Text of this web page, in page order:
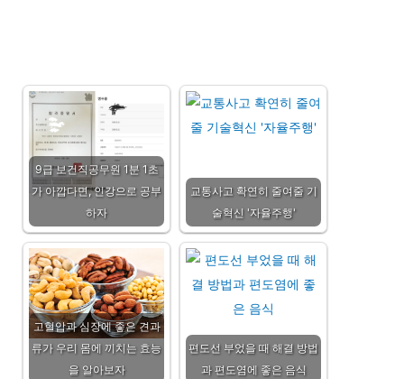
9급 보건직공무원 1분 1초
가 아깝다면, 인강으로 공부
하자
교통사고 확연히 줄여줄 기
술혁신 '자율주행'
고혈압과 심장에 좋은 견과
류가 우리 몸에 끼치는 효능
을 알아보자
편도선 부었을 때 해결 방법
과 편도염에 좋은 음식